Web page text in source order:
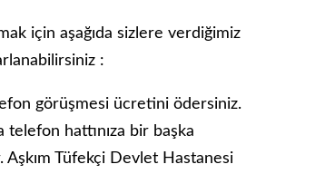
için aşağıda sizlere verdiğimiz
:
görüşmesi ücretini ödersiniz.
telefon hattınıza bir başka
Aşkım Tüfekçi Devlet Hastanesi